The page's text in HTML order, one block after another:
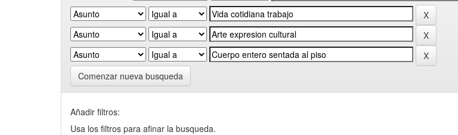
Comenzar nueva busqueda
Añadir filtros:
Usa los filtros para afinar la busqueda.